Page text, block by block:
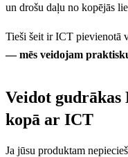
un drošu daļu no kopējās
Tieši šeit ir ICT pievienotā
— mēs veidojam
Veidot
kopā ar ICT
Ja jūsu produktam